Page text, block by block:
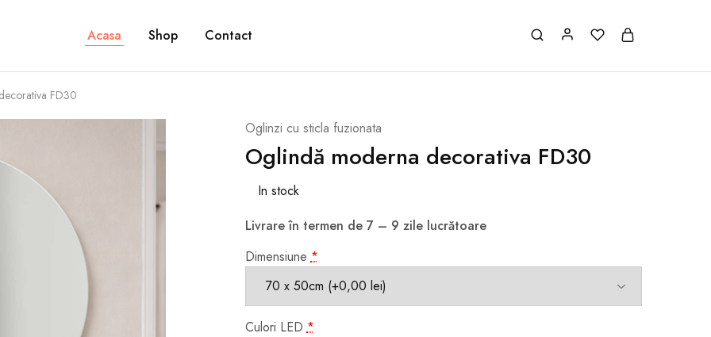
Acasa Shop Contact
FD30
Oglinzi cu sticla fuzionata
Oglindă moderna decorativa FD30
In stock
Livrare în termen de 7 – 9 zile lucrătoare
Dimensiune *
Culori LED *